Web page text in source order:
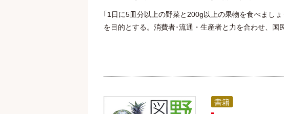
｢1日に5皿分以上の野菜と200g以上の果物を食べまし
を目的とする。消費者･流通・生産者と力を合わせ、国
書籍